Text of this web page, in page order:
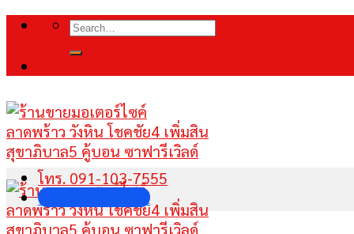
Skip
content
Search
โทร. 091-103-7555
INBOX FANPAGE